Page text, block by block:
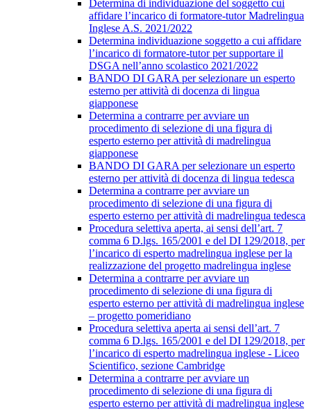
Determina di individuazione del soggetto cui
affidare l’incarico di formatore-tutor Madrelingua
Inglese A.S. 2021/2022
Determina individuazione soggetto a cui affidare
l’incarico di formatore-tutor per supportare il
DSGA nell’anno scolastico 2021/2022
BANDO DI GARA per selezionare un esperto
esterno per attività di docenza di lingua
giapponese
Determina a contrarre per avviare un
procedimento di selezione di una figura di
esperto esterno per attività di madrelingua
giapponese
BANDO DI GARA per selezionare un esperto
esterno per attività di docenza di lingua tedesca
Determina a contrarre per avviare un
procedimento di selezione di una figura di
esperto esterno per attività di madrelingua tedesca
Procedura selettiva aperta, ai sensi dell’art. 7
comma 6 D.lgs. 165/2001 e del DI 129/2018, per
l’incarico di esperto madrelingua inglese per la
realizzazione del progetto madrelingua inglese
Determina a contrarre per avviare un
procedimento di selezione di una figura di
esperto esterno per attività di madrelingua inglese
– progetto pomeridiano
Procedura selettiva aperta ai sensi dell’art. 7
comma 6 D.lgs. 165/2001 e del DI 129/2018, per
l’incarico di esperto madrelingua inglese - Liceo
Scientifico, sezione Cambridge
Determina a contrarre per avviare un
procedimento di selezione di una figura di
esperto esterno per attività di madrelingua inglese